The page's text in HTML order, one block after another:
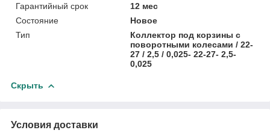
Гарантийный срок
12 мес
Состояние
Новое
Тип
Коллектор под корзины с
поворотными колесами / 22-
27 / 2,5 / 0,025- 22-27- 2,5-
0,025
Скрыть
Условия доставки